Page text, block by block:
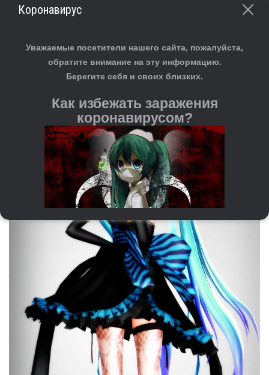
Коронавирус
Уважаемые посетители нашего сайта, пожалуйста,
обратите внимание на эту информацию.
Берегите себя и своих близких.
Как избежать заражения
коронавирусом?
Регулярно мойте руки с мылом и водой или
используйте антисептические средства на спиртовой
основе.
При чихании и кашле прикрывайте рот и нос
бумажной салфеткой или согнутым локтём. После
этого важно сразу выкидывать салфетку и мыть
руки.
Старайтесь не трогать руками глаза, нос и рот — это
входные ворота для вируса.
Держитесь на расстоянии от людей с кашлем,
Главная»Файлы» Скачать модели для MMD
Показано материалов:201-203
: 1 2 ... 9 10 11